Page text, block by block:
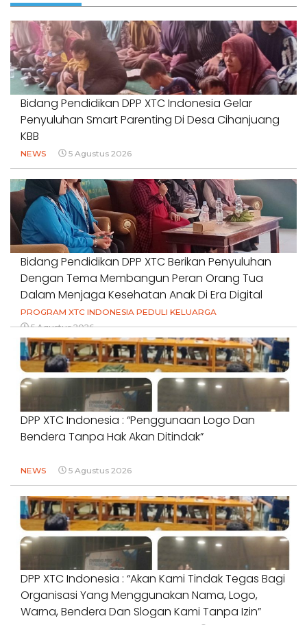
Bidang Pendidikan DPP XTC Indonesia Gelar
Penyuluhan Smart Parenting Di Desa Cihanjuang
KBB
NEWS 5 Agustus 2026
Bidang Pendidikan DPP XTC Berikan Penyuluhan
Dengan Tema Membangun Peran Orang Tua
Dalam Menjaga Kesehatan Anak Di Era Digital
PROGRAM XTC INDONESIA PEDULI KELUARGA
5 Agustus 2026
DPP XTC Indonesia : “Penggunaan Logo Dan
Bendera Tanpa Hak Akan Ditindak”
NEWS 5 Agustus 2026
DPP XTC Indonesia : “Akan Kami Tindak Tegas Bagi
Organisasi Yang Menggunakan Nama, Logo,
Warna, Bendera Dan Slogan Kami Tanpa Izin”